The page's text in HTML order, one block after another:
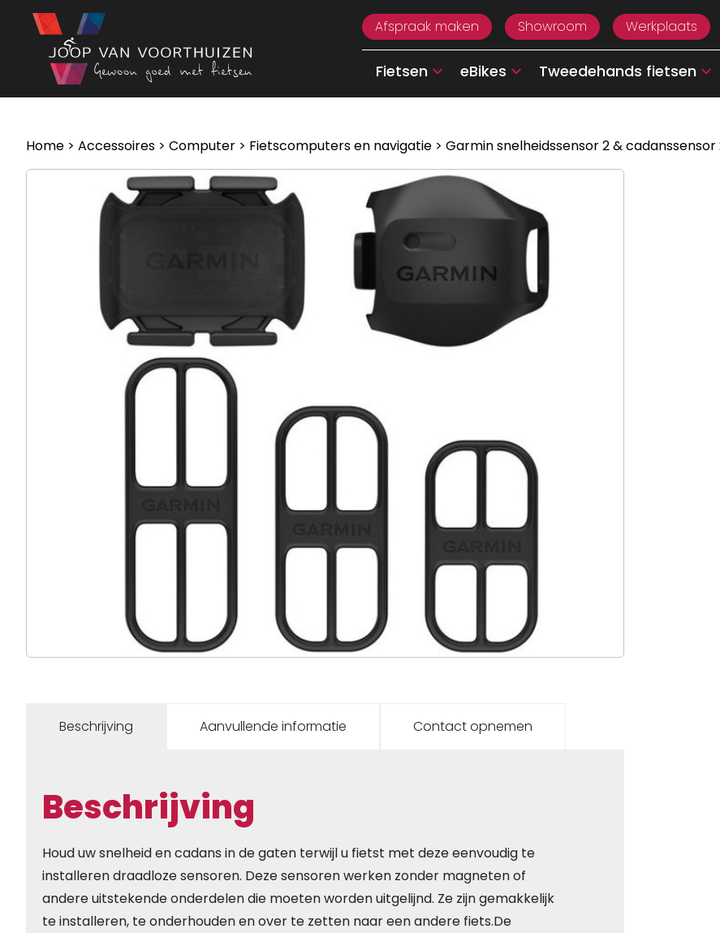
Ga naar de inhoud
Afspraak maken
Showroom Werkplaats
Fietsen eBikes Tweedehands fietsen
Home > Accessoires > Computer > Fietscomputers en navigatie > Garmin snelheidssensor 2 & cadanssensor
Beschrijving Aanvullende informatie Contact opnemen
Beschrijving
Houd uw snelheid en cadans in de gaten terwijl u fietst met deze eenvoudig te
installeren draadloze sensoren. Deze sensoren werken zonder magneten of
andere uitstekende onderdelen die moeten worden uitgelijnd. Ze zijn gemakkelijk
te installeren, te onderhouden en over te zetten naar een andere fiets.De